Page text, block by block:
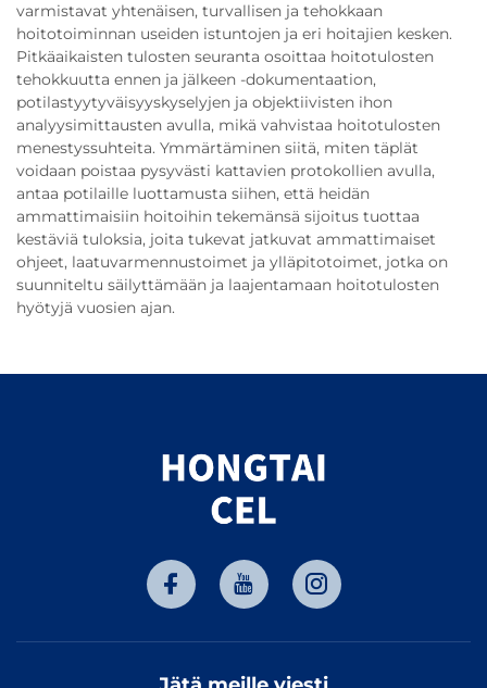
varmistavat yhtenäisen, turvallisen ja tehokkaan
hoitotoiminnan useiden istuntojen ja eri hoitajien kesken.
Pitkäaikaisten tulosten seuranta osoittaa hoitotulosten
tehokkuutta ennen ja jälkeen -dokumentaation,
potilastyytyväisyyskyselyjen ja objektiivisten ihon
analyysimittausten avulla, mikä vahvistaa hoitotulosten
menestyssuhteita. Ymmärtäminen siitä, miten täplät
voidaan poistaa pysyvästi kattavien protokollien avulla,
antaa potilaille luottamusta siihen, että heidän
ammattimaisiin hoitoihin tekemänsä sijoitus tuottaa
kestäviä tuloksia, joita tukevat jatkuvat ammattimaiset
ohjeet, laatuvarmennustoimet ja ylläpitotoimet, jotka on
suunniteltu säilyttämään ja laajentamaan hoitotulosten
hyötyjä vuosien ajan.